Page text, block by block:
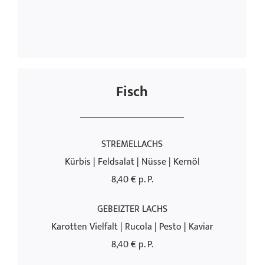
Fisch
STREMELLACHS
Kürbis | Feldsalat | Nüsse | Kernöl
8,40 € p. P.
GEBEIZTER LACHS
Karotten Vielfalt | Rucola | Pesto | Kaviar
8,40 € p. P.